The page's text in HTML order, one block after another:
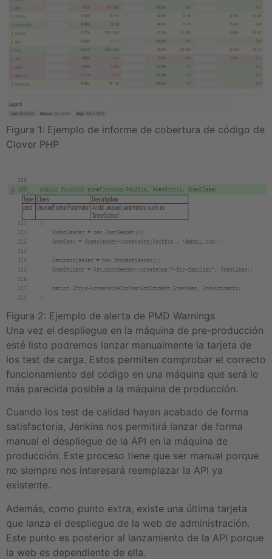
Figura 1: Ejemplo de informe de cobertura de código de
Clover PHP
Figura 2: Ejemplo de alerta de PMD Warnings
Una vez el despliegue en la máquina de pre-producción
esté listo podremos lanzar manualmente la tarjeta de
los test de carga. Estos permiten comprobar el correcto
funcionamiento del código en una máquina que será lo
más parecida posible a la máquina de producción.
Cuando los test de calidad hayan acabado de forma
satisfactoria, Jenkins nos permitirá lanzar de forma
manual el despliegue de la API en la máquina de
producción. Este proceso tiene que ser manual porque
no siempre nos interesará reemplazar la API ya
existente.
Además, como punto extra, existe una última tarjeta
que lanza el despliegue de la web de administración.
Este punto es posterior al lanzamiento de la API porque
la web es dependiente de ella.